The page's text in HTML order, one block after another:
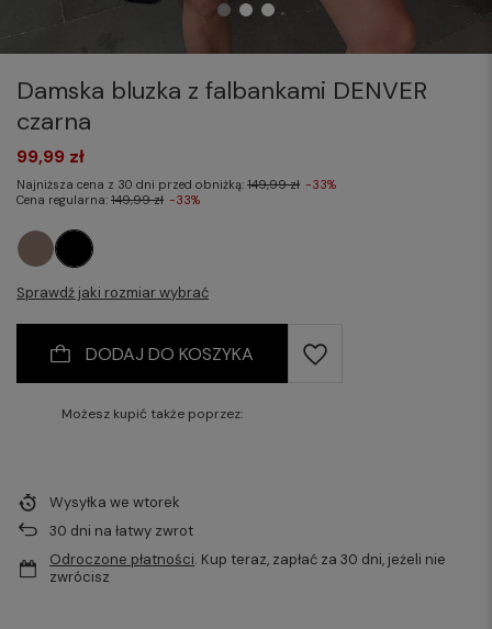
Damska bluzka z falbankami DENVER
czarna
Sprawdź jaki rozmiar wybrać
99,99 zł
Najniższa cena z 30 dni przed obniżką: 149,99 zł -33%
Cena regularna: 149,99 zł -33%
DODAJ DO KOSZYKA
Możesz kupić także poprzez:
Wysyłka we wtorek
30 dni na łatwy zwrot
Odroczone płatności. Kup teraz, zapłać za 30 dni, jeżeli nie
zwrócisz